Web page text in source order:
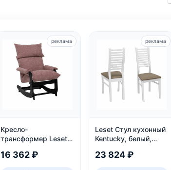
Кресло-
трансформер Leset
16 362 ₽
реклама
Leset Стул кухонный
Kentucky, белый,
23 824 ₽
реклама